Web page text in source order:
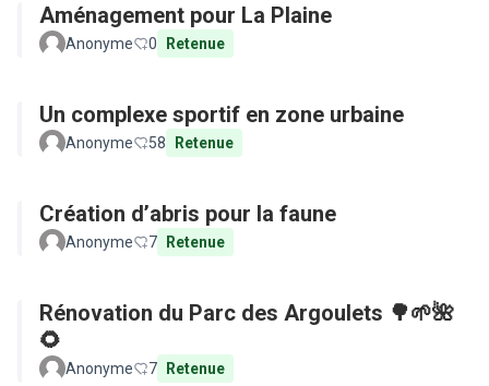
Aménagement pour La Plaine
Anonyme 0 Retenue
Un complexe sportif en zone urbaine
Anonyme 58 Retenue
Création d’abris pour la faune
Anonyme 7 Retenue
Rénovation du Parc des Argoulets 🌳🌱🌺
🌻
Anonyme 7 Retenue